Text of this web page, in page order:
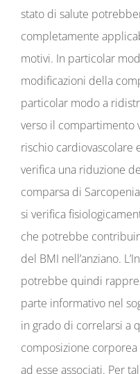
stato di salute
completamente
motivi. In particolar
modificazioni della
particolar modo a
verso il compartimento
rischio cardiovascolare
verifica una riduzione
comparsa di
si verifica
che potrebbe
del BMI nell’anziano.
potrebbe quindi
parte informativo nel
in grado di correlarsi a
composizione
ad esse associati. Per